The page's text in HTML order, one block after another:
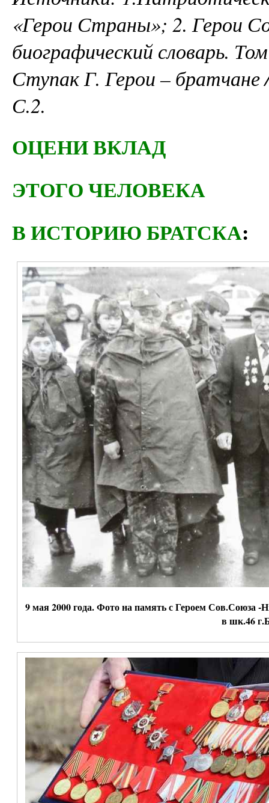
«Герои Страны»; 2. Герои
биографический словарь.
Ступак Г. Герои –
С.2.
ОЦЕНИ ВКЛАД
ЭТОГО ЧЕЛОВЕКА
В ИСТОРИЮ БРАТСКА:
9 мая 2000 года. Фото на память с Героем Сов.Союза
в шк.46